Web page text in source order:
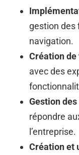
gestion des
navigation.
Création
avec des
Gestion
répondre
l’entreprise.
Création et